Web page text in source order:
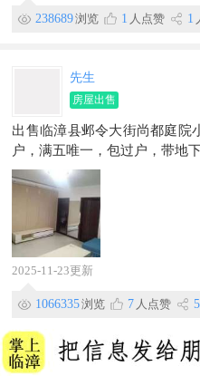
238689浏览 1 人点赞 1
先生
房屋出售
出售临漳县邺令大街尚都庭院
户，满五唯一，包过户，带地
2025-11-23更新
1066335浏览 7 人点赞 5